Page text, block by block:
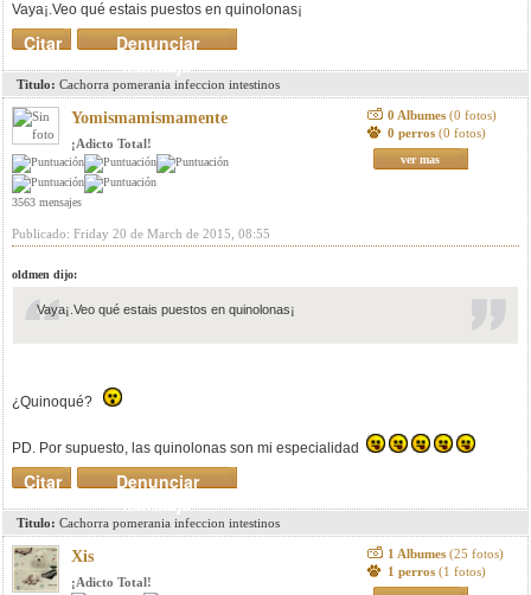
Vaya¡.Veo qué estais puestos en quinolonas¡
Denunciar
mensaje
Citar
Titulo: Cachorra pomerania infeccion intestinos
Yomismamismamente
¡Adicto Total!
3563 mensajes
0 Albumes (0 fotos)
0 perros (0 fotos)
ver mas
Publicado: Friday 20 de March de 2015, 08:55
oldmen dijo:
Vaya¡.Veo qué estais puestos en quinolonas¡
¿Quinoqué?
PD. Por supuesto, las quinolonas son mi especialidad
Denunciar
mensaje
Citar
Titulo: Cachorra pomerania infeccion intestinos
Xis
¡Adicto Total!
1 Albumes (25 fotos)
1 perros (1 fotos)